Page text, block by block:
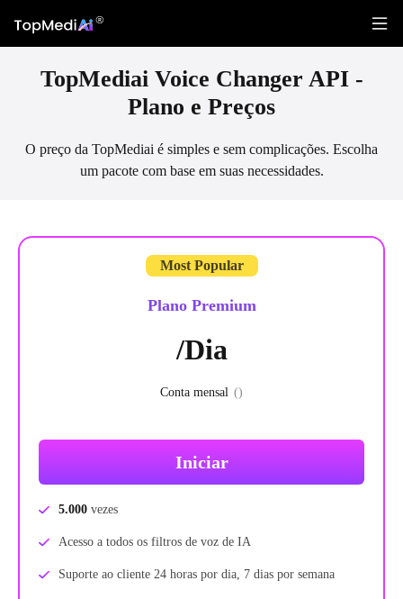
TopMediai Voice Changer API -
Plano e Preços
O preço da TopMediai é simples e sem complicações. Escolha
um pacote com base em suas necessidades.
Plano Premium
/Dia
Conta mensal ()
Iniciar
5.000 vezes
Acesso a todos os filtros de voz de IA
Suporte ao cliente 24 horas por dia, 7 dias por semana